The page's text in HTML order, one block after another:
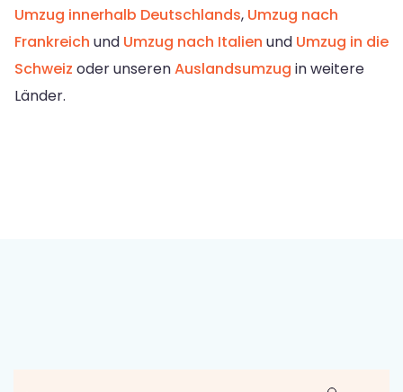
Umzug innerhalb Deutschlands, Umzug nach
Frankreich und Umzug nach Italien und Umzug in die
Schweiz oder unserenAuslandsumzug in weitere
Länder.